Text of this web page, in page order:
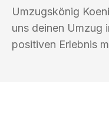
Umzugskönig
uns deinen Umzug
positiven Erlebnis